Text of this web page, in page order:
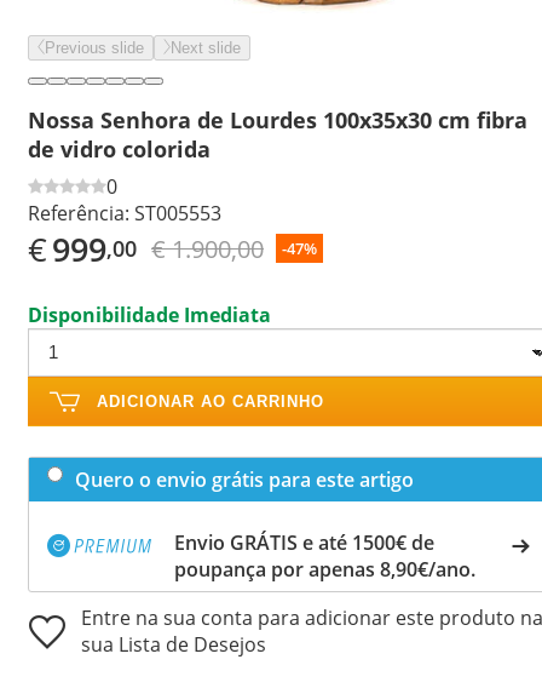
Previous slide Next slide
Nossa Senhora de Lourdes 100x35x30 cm fibra
de vidro colorida
0
Referência: ST005553
€999,00 € 1.900,00 -47%
Disponibilidade Imediata
ADICIONAR AO CARRINHO
Quero o envio grátis para este artigo
Envio GRÁTIS e até 1500€ de
poupança por apenas 8,90€/ano.
Entre na sua conta para adicionar este produto na
sua Lista de Desejos